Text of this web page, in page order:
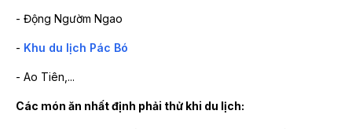
- Động Ngườm Ngao
- Khu du lịch Pác Bó
- Ao Tiên,...
Các món ăn nhất định phải thử khi du lịch: